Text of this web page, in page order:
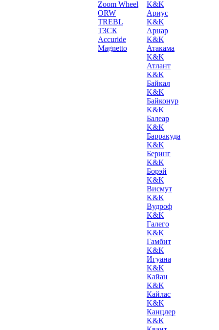
Zoom Wheel
ORW
TREBL
ТЗСК
Accuride
Magnetto
K&K
Ариус
K&K
Арнар
K&K
Атакама
K&K
Атлант
K&K
Байкал
K&K
Байконур
K&K
Балеар
K&K
Барракуда
K&K
Беринг
K&K
Борэй
K&K
Висмут
K&K
Вудроф
K&K
Галего
K&K
Гамбит
K&K
Игуана
K&K
Кайан
K&K
Кайлас
K&K
Канцлер
K&K